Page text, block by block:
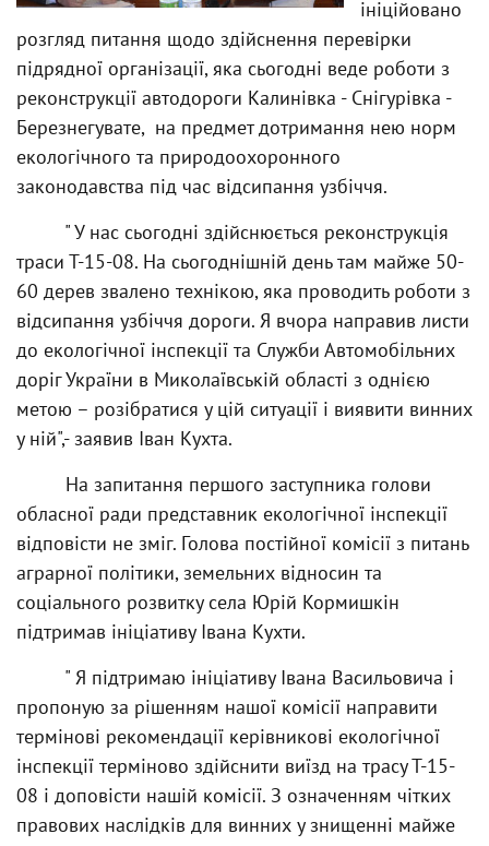
ініційовано
розгляд питання щодо здійснення перевірки
підрядної організації, яка сьогодні веде роботи з
реконструкції автодороги Калинівка - Снігурівка -
Березнегувате, на предмет дотримання нею норм
екологічного та природоохоронного
законодавства під час відсипання узбіччя.
" У нас сьогодні здійснюється реконструкція
траси Т-15-08. На сьогоднішній день там майже 50-
60 дерев звалено технікою, яка проводить роботи з
відсипання узбіччя дороги. Я вчора направив листи
до екологічної інспекції та Служби Автомобільних
доріг України в Миколаївській області з однією
метою – розібратися у цій ситуації і виявити винних
у ній",- заявив Іван Кухта.
На запитання першого заступника голови
обласної ради представник екологічної інспекції
відповісти не зміг. Голова постійної комісії з питань
аграрної політики, земельних відносин та
соціального розвитку села Юрій Кормишкін
підтримав ініціативу Івана Кухти.
" Я підтримаю ініціативу Івана Васильовича і
пропоную за рішенням нашої комісії направити
термінові рекомендації керівникові екологічної
інспекції терміново здійснити виїзд на трасу Т-15-
08 і доповісти нашій комісії. З означенням чітких
правових наслідків для винних у знищенні майже